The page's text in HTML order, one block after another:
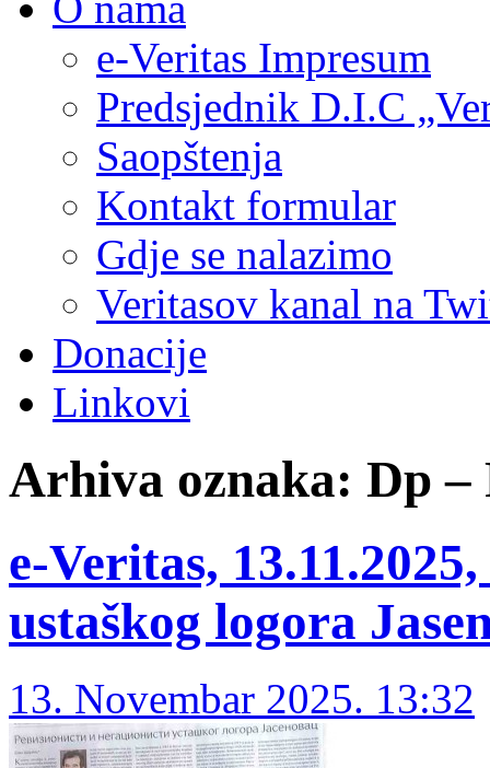
e-Veritas Impresum
Predsjednik D.I.C
Saopštenja
Kontakt formular
Gdje se nalazimo
Veritasov kanal na
Donacije
Linkovi
Arhiva oznaka: Dp –
е-Veritas,
ustaškog logora
13. Novembar 2025. 13:32